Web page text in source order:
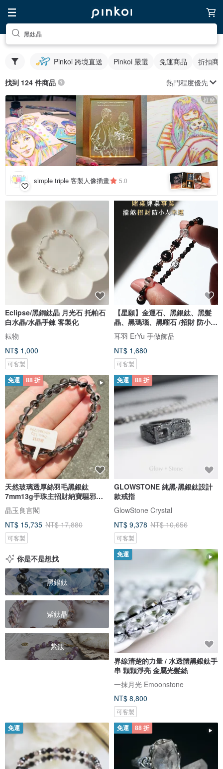
黑鈦晶
Pinkoi 跨境直送 Pinkoi 嚴選 免運商品 折扣商
找到 124 件商品 熱門程度優先
推廣
simple triple 客製人像插畫 5.0 +4
Eclipse/黑銅鈦晶 月光石 托帕石
白水晶/水晶手鍊 客製化
耘物
NT$ 1,000
可客製
【星願】金運石、黑銀鈦、黑髮
晶、黑瑪瑙、黑曜石 /招財 防小
人/
耳羽 ErYu 手做飾品
NT$ 1,680
可客製
免運 88 折
天然玻璃透厚絲羽毛黑銀鈦
7mm13g手珠主招財納寶驅邪避
煞防小人
晶玉良言閣
NT$ 15,735 NT$ 17,880
可客製
免運 88 折
GLOWSTONE 純黑‧黑銀鈦設計
款戒指
GlowStone Crystal
NT$ 9,378 NT$ 10,656
可客製
你是不是想找
黑銀鈦
紫鈦晶
紫鈦
免運
界線清楚的力量 / 水透體黑銀鈦手
串 顆顆淨亮 金屬光髮絲
一抹月光 Emoonstone
NT$ 8,800
可客製
免運 免運 88 折